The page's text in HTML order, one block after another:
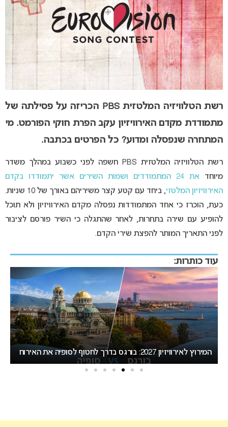
רשת הטלוויזיה המלטזית PBS הכריזה על פסילתה של
מתמודדת מקדם האירוויזיון עקב הפרת חוקי הפורמט. מי
המתחרה שנפסלה ומדוע? כל הפרטים בכתבה.
רשת הטלוויזיה המלטזית PBS חשפה לפני כשבוע
במהלך משדר
מיוחד
את 24 המתמודדים ושמות השירים אשר יתמודדו בקדם
האירוויזיון המלטזי
, ביחד עם קטע קצר משיריהם באורך של 10 שניות.
כעת, הוכרז כי אחד המתמודדות נפסלה מקדם האירוויזיון ולא תוכל
להופיע עם שירה בתחרות, לאחר שהתגלה כי השיר פורסם לציבור
לפני התאריך המותר להפצת שירי הקדם.
עוד כותרות:
אירוויזיון 2027 עשוי לאמץ שיטת הצבעה חדשה שתפגע
בישראל